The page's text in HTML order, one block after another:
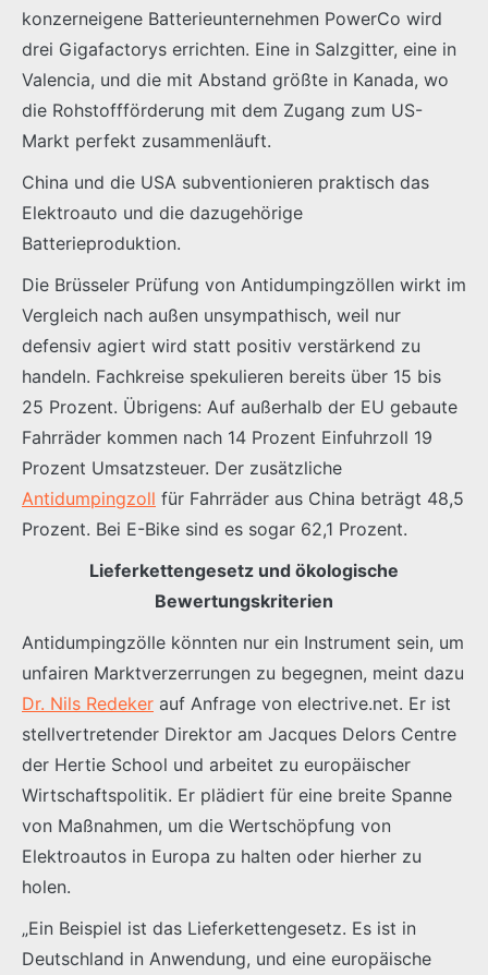
konzerneigene Batterieunternehmen PowerCo wird
drei Gigafactorys errichten. Eine in Salzgitter, eine in
Valencia, und die mit Abstand größte in Kanada, wo
die Rohstoffförderung mit dem Zugang zum US-
Markt perfekt zusammenläuft.
China und die USA subventionieren praktisch das
Elektroauto und die dazugehörige
Batterieproduktion.
Die Brüsseler Prüfung von Antidumpingzöllen wirkt im
Vergleich nach außen unsympathisch, weil nur
defensiv agiert wird statt positiv verstärkend zu
handeln. Fachkreise spekulieren bereits über 15 bis
25 Prozent. Übrigens: Auf außerhalb der EU gebaute
Fahrräder kommen nach 14 Prozent Einfuhrzoll 19
Prozent Umsatzsteuer. Der zusätzliche
Antidumpingzoll für Fahrräder aus China beträgt 48,5
Prozent. Bei E-Bike sind es sogar 62,1 Prozent.
Lieferkettengesetz und ökologische
Bewertungskriterien
Antidumpingzölle könnten nur ein Instrument sein, um
unfairen Marktverzerrungen zu begegnen, meint dazu
Dr. Nils Redeker auf Anfrage von electrive.net. Er ist
stellvertretender Direktor am Jacques Delors Centre
der Hertie School und arbeitet zu europäischer
Wirtschaftspolitik. Er plädiert für eine breite Spanne
von Maßnahmen, um die Wertschöpfung von
Elektroautos in Europa zu halten oder hierher zu
holen.
„Ein Beispiel ist das Lieferkettengesetz. Es ist in
Deutschland in Anwendung, und eine europäische